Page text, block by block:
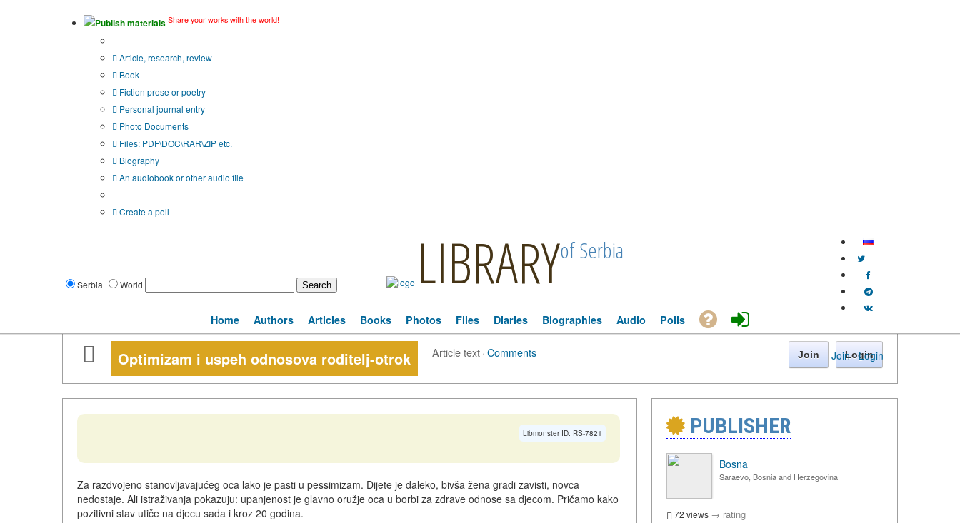
Publish materials Share your works with the world!
Article, research, review
Book
Fiction prose or poetry
Personal journal entry
Photo Documents
Files: PDF\DOC\RAR\ZIP etc.
Biography
An audiobook or other audio file
Create a poll
Serbia World LIBRARYof Serbia
Join · Login
Home Authors Articles Books Photos Files Diaries Biographies Audio Polls
Optimizam i uspeh odnosova roditelj-otrok Article text·Comments Join Login
Libmonster ID: RS-7821
Za razdvojeno stanovljavajućeg oca lako je pasti u pessimizam. Dijete je daleko, bivša žena gradi zavisti, novca
nedostaje. Ali istraživanja pokazuju: upanjenost je glavno oružje oca u borbi za zdrave odnose sa djecom. Pričamo kako
pozitivni stav utiče na djecu sada i kroz 20 godina.
PUBLISHER
Bosna
Saraevo, Bosnia and Herzegovina
72 views → rating